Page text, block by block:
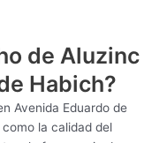
de Aluzinc
Habich?
Avenida Eduardo de
la calidad del